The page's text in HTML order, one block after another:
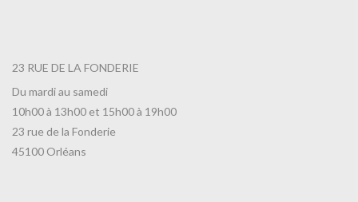
23 RUE DE LA FONDERIE
Du mardi au samedi
10h00 à 13h00 et 15h00 à 19h00
23 rue de la Fonderie
45100 Orléans